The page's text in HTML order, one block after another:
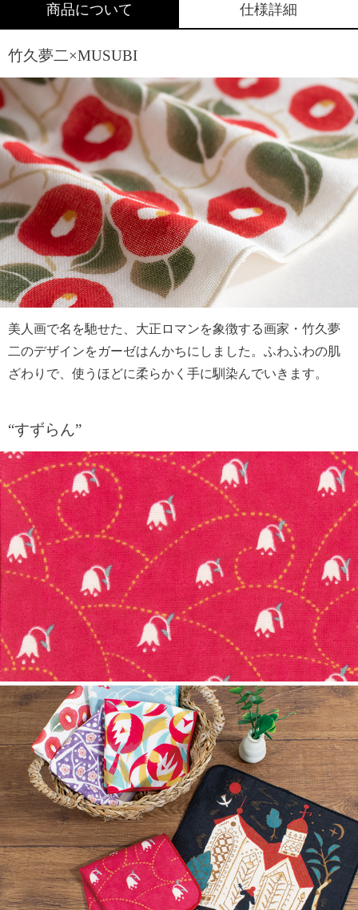
ページから箱をお選びください。
ラッピングについて詳しくはこちら
商品について 仕様詳細
竹久夢二×MUSUBI
美人画で名を馳せた、大正ロマンを象徴する画家・竹久夢
二のデザインをガーゼはんかちにしました。ふわふわの肌
ざわりで、使うほどに柔らかく手に馴染んでいきます。
“すずらん”